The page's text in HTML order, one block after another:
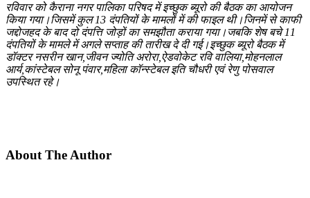
रविवार को कैराना नगर पालिका परिषद में इच्छुक ब्यूरो की बैठक का आयोजन
किया गया।जिसमें कुल 13 दंपतियों के मामलों में की फाइल थी।जिनमें से काफी
जद्दोजहद के बाद दो दंपत्ति जोड़ों का समझौता कराया गया।जबकि शेष बचे 11
दंपतियों के मामले में अगले सप्ताह की तारीख दे दी गई।इच्छुक ब्यूरो बैठक में
डॉक्टर नसरीन खान,जीवन ज्योति अरोरा,ऐडवोकेट रवि वालिया,मोहनलाल
आर्य,कांस्टेबल सोनू पंवार,महिला कॉन्स्टेबल इति चौधरी एवं रेणु पोसवाल
उपस्थित रहे।
About The Author